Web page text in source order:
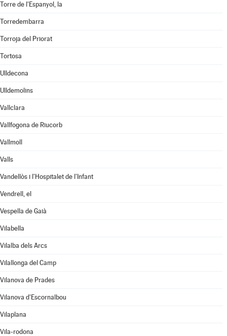
Torre de l'Espanyol, la
Torredembarra
Torroja del Priorat
Tortosa
Ulldecona
Ulldemolins
Vallclara
Vallfogona de Riucorb
Vallmoll
Valls
Vandellòs i l'Hospitalet de l'Infant
Vendrell, el
Vespella de Gaià
Vilabella
Vilalba dels Arcs
Vilallonga del Camp
Vilanova de Prades
Vilanova d'Escornalbou
Vilaplana
Vila-rodona